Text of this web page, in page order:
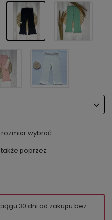
rozmiar wybrać.
poprzez:
30 dni od zakupu bez